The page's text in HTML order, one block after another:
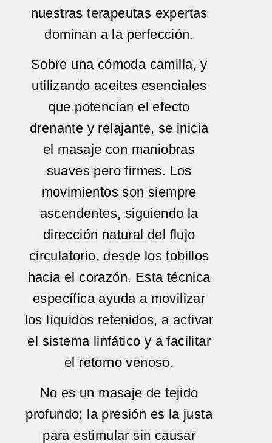
nuestras terapeutas expertas
dominan a la perfección.
Sobre una cómoda camilla, y
utilizando aceites esenciales
que potencian el efecto
drenante y relajante, se inicia
el masaje con maniobras
suaves pero firmes. Los
movimientos son siempre
ascendentes, siguiendo la
dirección natural del flujo
circulatorio, desde los tobillos
hacia el corazón. Esta técnica
específica ayuda a movilizar
los líquidos retenidos, a activar
el sistema linfático y a facilitar
el retorno venoso.
No es un masaje de tejido
profundo; la presión es la justa
para estimular sin causar